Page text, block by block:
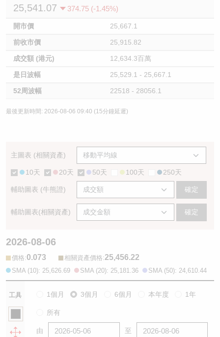
25,541.07
374.75 (-1.45%)
開市價 25,667.1
前收市價 25,915.82
成交額 (港元) 12,634.3百萬
是日波幅 25,529.1 - 25,667.1
52周波幅 22518 - 28056.1
最後更新時間: 2026-08-06 09:40 (15分鐘延遲)
主圖表 (相關資產)
10天 20天 50天 100天 250天
輔助圖表 (牛熊證) 確定
輔助圖表(相關資產) 確定
2026-08-06
價格:0.073 相關資產價格:25,456.22
SMA (10): 25,626.69 SMA (20): 25,181.36 SMA (50): 24,610.44
工具 1個月 3個月 6個月 本年度 1年
所有
由 至